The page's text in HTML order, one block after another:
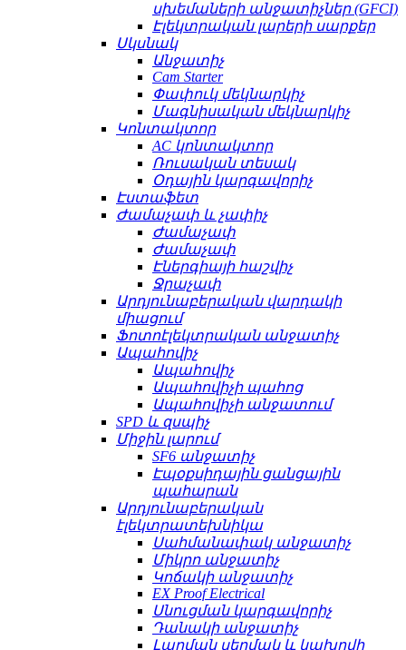
սխեմաների անջատիչներ (GFCI)
Էլեկտրական լարերի սարքեր
Սկսնակ
Անջատիչ
Cam Starter
Փափուկ մեկնարկիչ
Մագնիսական մեկնարկիչ
Կոնտակտոր
AC կոնտակտոր
Ռուսական տեսակ
Օդային կարգավորիչ
Էստաֆետ
Ժամաչափ և չափիչ
Ժամաչափ
Ժամաչափ
Էներգիայի հաշվիչ
Ջրաչափ
Արդյունաբերական վարդակի
միացում
Ֆոտոէլեկտրական անջատիչ
Ապահովիչ
Ապահովիչ
Ապահովիչի պահոց
Ապահովիչի անջատում
SPD և զսպիչ
Միջին լարում
SF6 անջատիչ
Էպօքսիդային ցանցային
պահարան
Արդյունաբերական
էլեկտրատեխնիկա
Սահմանափակ անջատիչ
Միկրո անջատիչ
Կոճակի անջատիչ
EX Proof Electrical
Սնուցման կարգավորիչ
Դանակի անջատիչ
Լարման սեղմակ և կախովի